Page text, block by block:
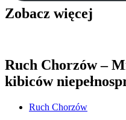
Zobacz więcej
Ruch Chorzów –
kibiców
Ruch Chorzów